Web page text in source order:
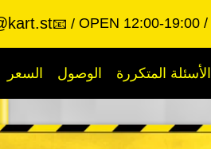
📧 OPEN 12:00-19:00
السعر الوصول الأسئلة المتكررة